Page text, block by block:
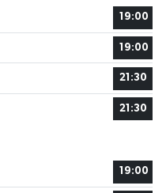
19:00
19:00
21:30
21:30
19:00